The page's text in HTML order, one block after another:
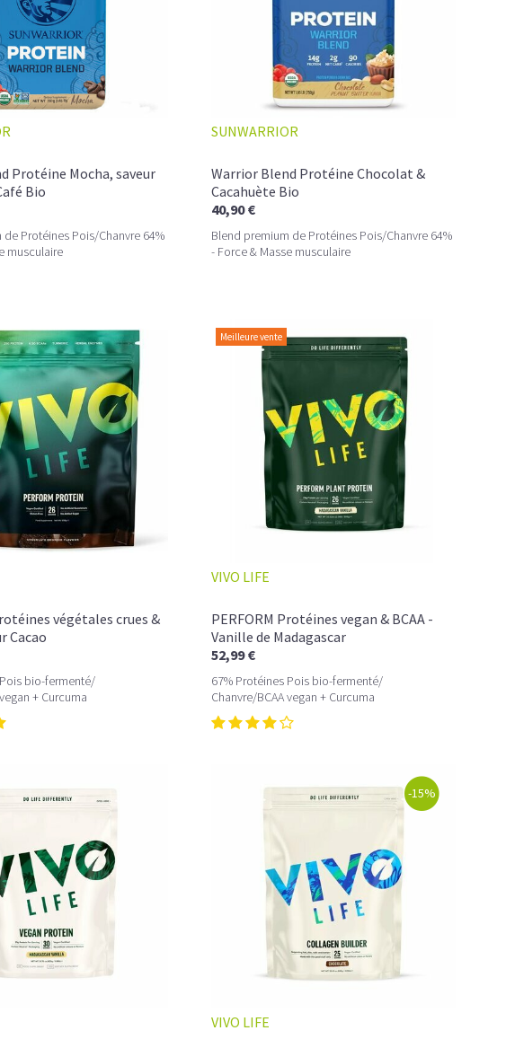
DOUCEUR ET INTENSITÉ
de caramel pour un moment de pure détente… ou de concentration
stable, sans pic de glycémie, qui vous accompagne toute la matinée et un
le plaisir d’un vrai café glacé, sans se sentir lourd ni affamé.
PROTÉINÉ
Protéine Mocha, saveur
Bio
Protéines Pois/Chanvre 64%
musculaire
SUNWARRIOR
Warrior Blend Protéine Chocolat &
Cacahuète Bio
40,90 €
Blend premium de Protéines Pois/Chanvre 64%
- Force & Masse musculaire
végétales crues &
Cacao
bio-fermenté/
+ Curcuma
Meilleure vente
VIVO LIFE
PERFORM Protéines vegan & BCAA -
Vanille de Madagascar
52,99 €
67% Protéines Pois bio-fermenté/
Chanvre/BCAA vegan + Curcuma
-15%
VIVO LIFE